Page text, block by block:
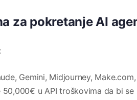
za pokretanje AI
Gemini, Midjourney,
u API troškovima da bi se